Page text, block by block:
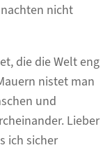
nicht
die die Welt eng
nistet man
und
Lieber
ich sicher